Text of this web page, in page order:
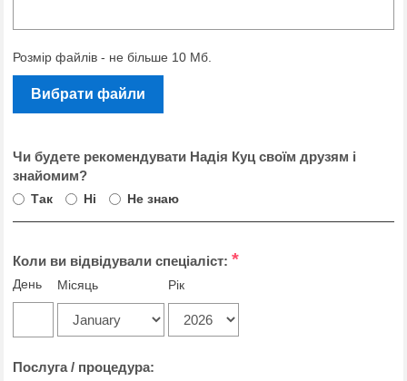
Розмір файлів - не більше 10 Мб.
Вибрати файли
Чи будете рекомендувати Надія Куц своїм друзям і
знайомим?
Так Ні Не знаю
Коли ви відвідували спеціаліст: *
День Місяць Рік
Послуга / процедура: